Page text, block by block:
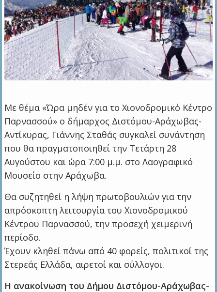
Με θέμα «Ώρα μηδέν για το Χιονοδρομικό Κέντρο
Παρνασσού» ο δήμαρχος Διστόμου-Αράχωβας-
Αντίκυρας, Γιάννης Σταθάς συγκαλεί συνάντηση
που θα πραγματοποιηθεί την Τετάρτη 28
Αυγούστου και ώρα 7:00 μ.μ. στο Λαογραφικό
Μουσείο στην Αράχωβα.
Θα συζητηθεί η λήψη πρωτοβουλιών για την
απρόσκοπτη λειτουργία του Χιονοδρομικού
Κέντρου Παρνασσού, την προσεχή χειμερινή
περίοδο.
Έχουν κληθεί πάνω από 40 φορείς, πολιτικοί της
Στερεάς Ελλάδα, αιρετοί και σύλλογοι.
Η ανακοίνωση του Δήμου Διστόμου-Αράχωβας-